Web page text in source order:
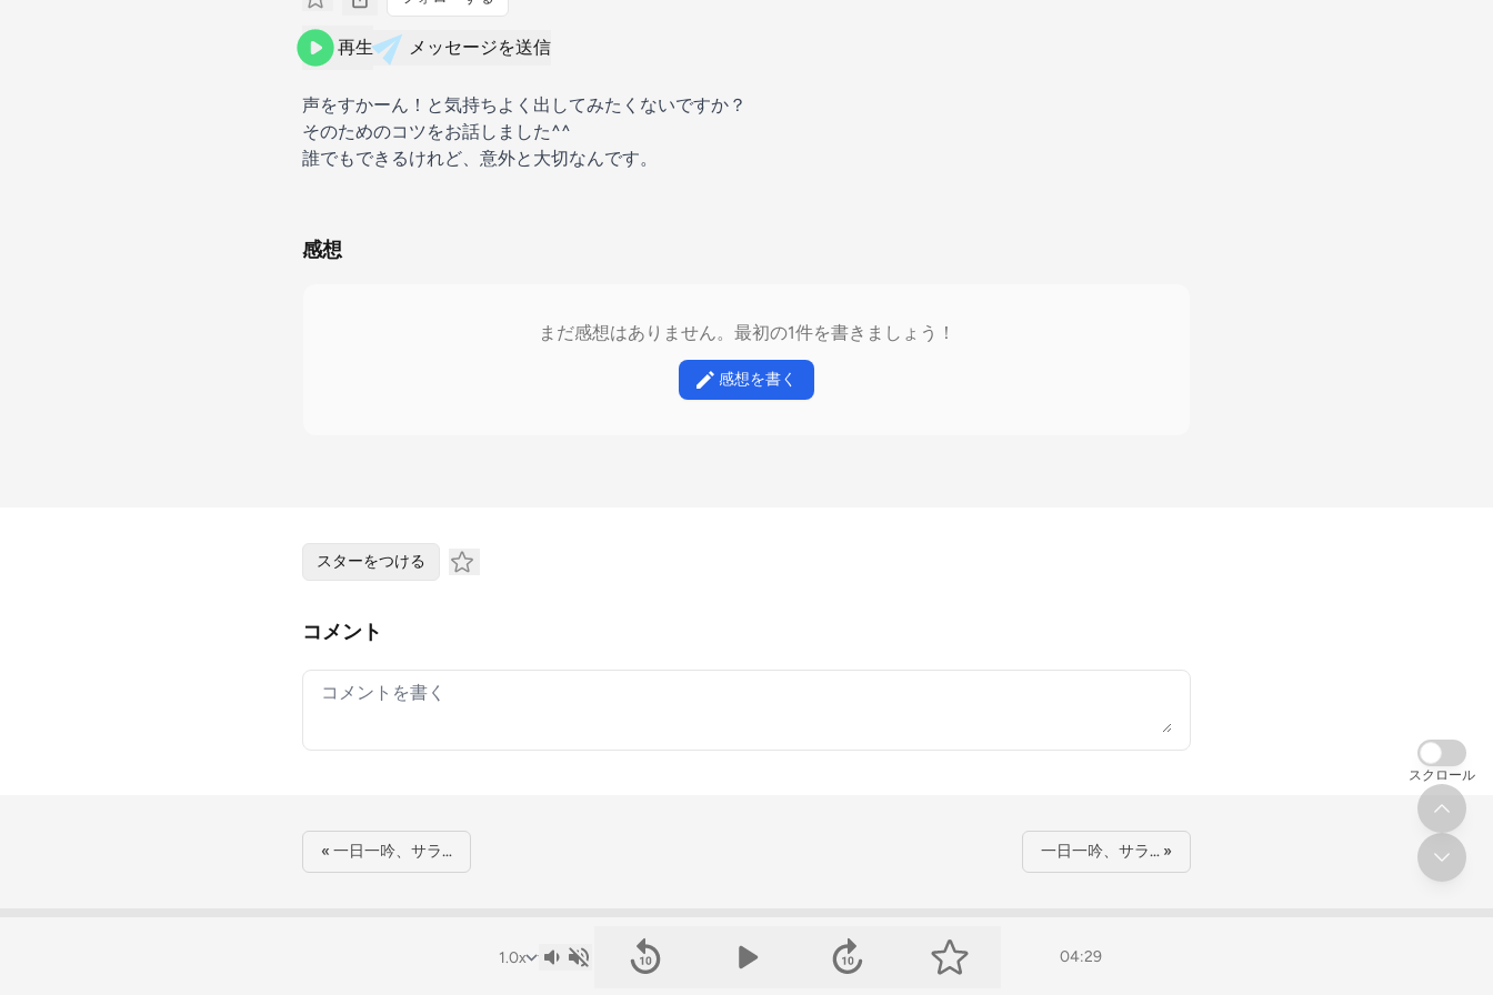
再生 メッセージを送信
声をすかーん！と気持ちよく出してみたくないですか？
そのためのコツをお話しました^^
誰でもできるけれど、意外と大切なんです。
感想
まだ感想はありません。最初の1件を書きましょう！
感想を書く
04:29
スターをつける
コメント
Your comment
« 一日一吟、サラ… 一日一吟、サラ… »
スクロール